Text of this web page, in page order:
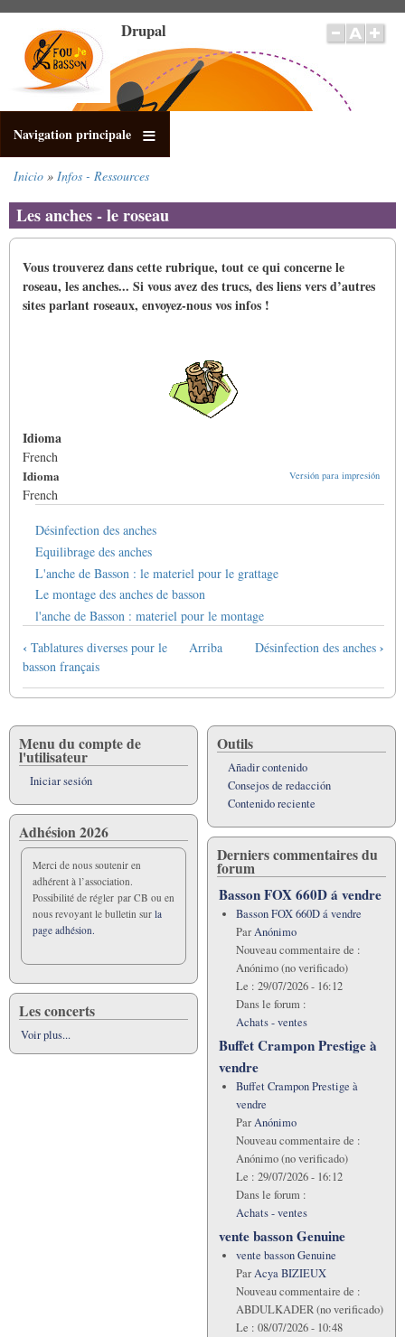
contenido
principal
Drupal
Navigation principale
enlaces
de
a
la
navegación
Inicio Infos - Ressources
Les anches - le roseau
Vous trouverez dans cette rubrique, tout ce qui concerne le
roseau, les anches... Si vous avez des trucs, des liens vers d’autres
sites parlant roseaux, envoyez-​​nous vos infos !
Idioma
French
Versión para impresión
Idioma
French
Désinfection des anches
Equilibrage des anches
L'anche de Basson : le materiel pour le grattage
Le montage des anches de basson
l'anche de Basson : materiel pour le montage
Enlaces
transversales
de
Book
para
Les
anches
le
roseau
‹ Tablatures diverses pour le
basson français
Arriba Désinfection des anches ›
Menu du compte de
l'utilisateur
Iniciar sesión
Adhésion 2026
Merci de nous soutenir en
adhérent à l’association.
Possibilité de régler par CB ou en
nous revoyant le bulletin sur la
page adhésion.
Les concerts
Voir plus...
Outils
Añadir contenido
Consejos de redacción
Contenido reciente
Derniers commentaires du
forum
Basson FOX 660D á vendre
Basson FOX 660D á vendre
ParAnónimo
Nouveau commentaire de :
Anónimo (no verificado)
Le : 29/07/2026 - 16:12
Dans le forum :
Achats - ventes
Buffet Crampon Prestige à
vendre
Buffet Crampon Prestige à
vendre
ParAnónimo
Nouveau commentaire de :
Anónimo (no verificado)
Le : 29/07/2026 - 16:12
Dans le forum :
Achats - ventes
vente basson Genuine
vente basson Genuine
ParAcya BIZIEUX
Nouveau commentaire de :
ABDULKADER (no verificado)
Le : 08/07/2026 - 10:48